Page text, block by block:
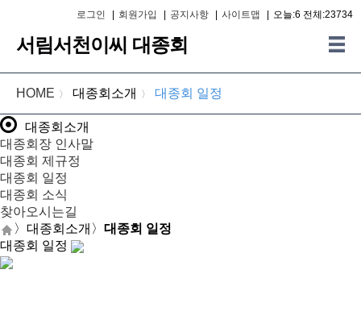
서림서천이씨 대종회
로그인 회원가입 공지사항 사이트맵 오늘:6 전체:23734
HOME 〉 대종회소개 〉 대종회 일정
대종회소개
대종회장 인사말
대종회 제규정
대종회 일정
대종회 소식
찾아오시는길
〉 대종회소개 〉 대종회 일정
대종회 일정